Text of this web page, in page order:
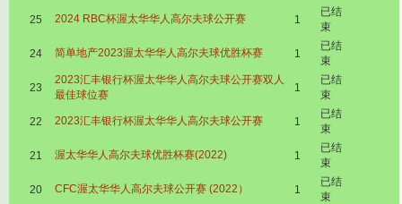
25 2024 RBC杯渥太华华人高尔夫球公开赛 1
已结
束
24 简单地产2023渥太华华人高尔夫球优胜杯赛 1
已结
束
23
2023汇丰银行杯渥太华华人高尔夫球公开赛双人
最佳球位赛
1
已结
束
22 2023汇丰银行杯渥太华华人高尔夫球公开赛 1
已结
束
21 渥太华华人高尔夫球优胜杯赛(2022) 1
已结
束
20 CFC渥太华华人高尔夫球公开赛 (2022） 1
已结
束